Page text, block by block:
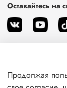
О магазине
Оставайтесь на
Продолжая